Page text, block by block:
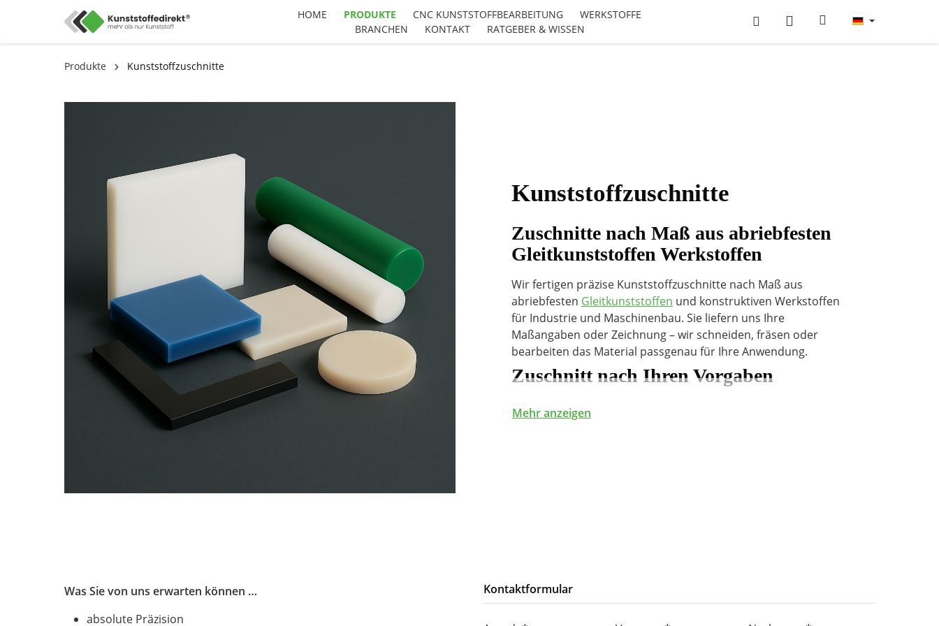
HOME PRODUKTE CNC KUNSTSTOFFBEARBEITUNG
WERKSTOFFE
BRANCHEN
KONTAKT RATGEBER & WISSEN
Produkte Kunststoffzuschnitte
Kunststoffzuschnitte
Zuschnitte nach Maß aus abriebfesten
Gleitkunststoffen Werkstoffen
Wir fertigen präzise Kunststoffzuschnitte nach Maß aus
abriebfesten Gleitkunststoffen und konstruktiven Werkstoffen
für Industrie und Maschinenbau. Sie liefern uns Ihre
Maßangaben oder Zeichnung – wir schneiden, fräsen oder
bearbeiten das Material passgenau für Ihre Anwendung.
Zuschnitt nach Ihren Vorgaben
Plattenzuschnitte nach Länge und Breite
PE1000für hohe Abriebfestigkeit
Mehr anzeigen
Was Sie von uns erwarten können …
absolute Präzision
Kontaktformular